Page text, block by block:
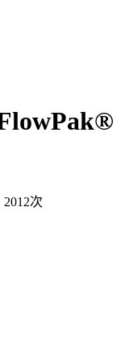
2012次